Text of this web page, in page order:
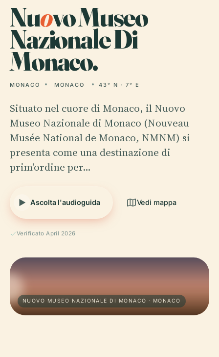
Nuovo Museo
Nazionale Di
Monaco.
MONACO MONACO 43° N · 7° E
Situato nel cuore di Monaco, il Nuovo
Museo Nazionale di Monaco (Nouveau
Musée National de Monaco, NMNM) si
presenta come una destinazione di
prim'ordine per…
Ascolta l'audioguida Vedi mappa
Verificato April 2026
NUOVO MUSEO NAZIONALE DI MONACO · MONACO